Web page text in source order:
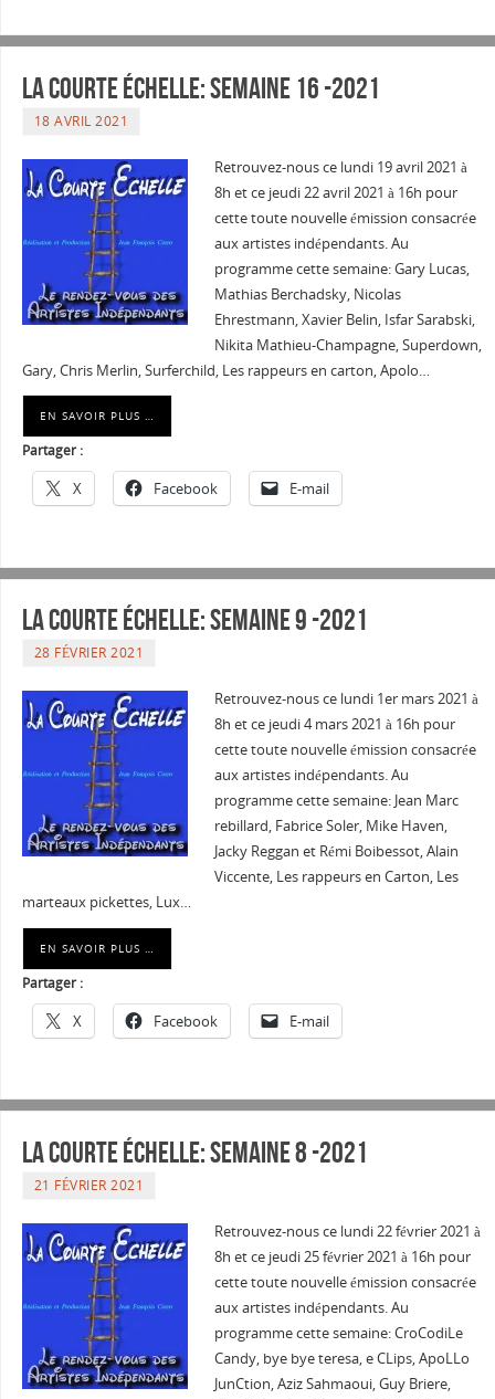
La courte échelle: semaine 16 -2021
18 AVRIL 2021
Retrouvez-nous ce lundi 19 avril 2021 à
8h et ce jeudi 22 avril 2021 à 16h pour
cette toute nouvelle émission consacrée
aux artistes indépendants. Au
programme cette semaine: Gary Lucas,
Mathias Berchadsky, Nicolas
Ehrestmann, Xavier Belin, Isfar Sarabski,
Nikita Mathieu-Champagne, Superdown,
Gary, Chris Merlin, Surferchild, Les rappeurs en carton, Apolo…
EN SAVOIR PLUS …
Partager :
X Facebook E-mail
La courte échelle: semaine 9 -2021
28 FÉVRIER 2021
Retrouvez-nous ce lundi 1er mars 2021 à
8h et ce jeudi 4 mars 2021 à 16h pour
cette toute nouvelle émission consacrée
aux artistes indépendants. Au
programme cette semaine: Jean Marc
rebillard, Fabrice Soler, Mike Haven,
Jacky Reggan et Rémi Boibessot, Alain
Viccente, Les rappeurs en Carton, Les
marteaux pickettes, Lux…
EN SAVOIR PLUS …
Partager :
X Facebook E-mail
La courte échelle: semaine 8 -2021
21 FÉVRIER 2021
Retrouvez-nous ce lundi 22 février 2021 à
8h et ce jeudi 25 février 2021 à 16h pour
cette toute nouvelle émission consacrée
aux artistes indépendants. Au
programme cette semaine: CroCodiLe
Candy, bye bye teresa, e CLips, ApoLLo
JunCtion, Aziz Sahmaoui, Guy Briere,